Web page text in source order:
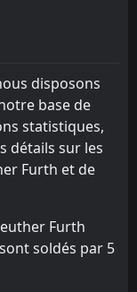
0
2
1
1
0
disposons
base de
statistiques,
détails sur les
Furth et de
Furth
soldés par 5